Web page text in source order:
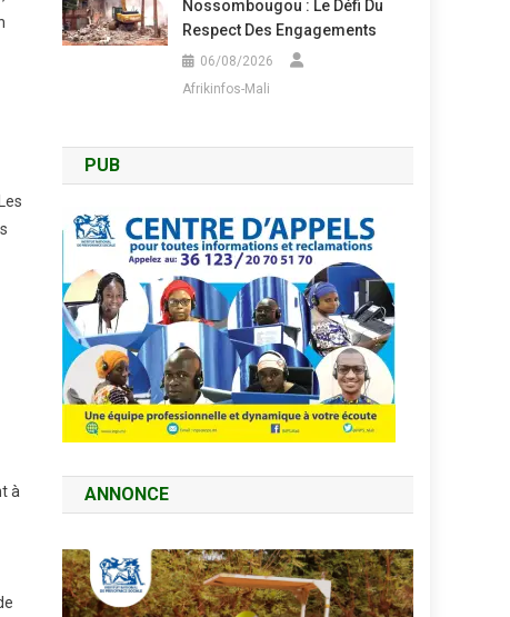
à
Nossombougou : Le Défi Du
Respect Des Engagements
06/08/2026
Afrikinfos-Mali
PUB
ANNONCE